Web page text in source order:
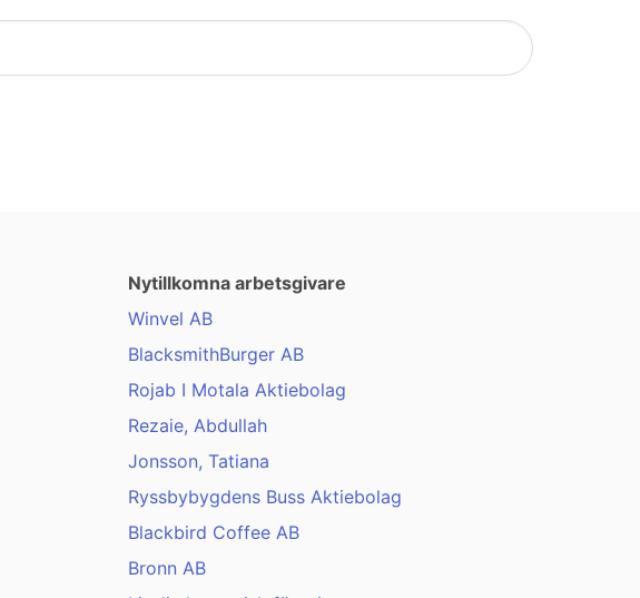
Nytillkomna arbetsgivare
Winvel AB
BlacksmithBurger AB
Rojab I Motala Aktiebolag
Rezaie, Abdullah
Jonsson, Tatiana
Ryssbybygdens Buss Aktiebolag
Blackbird Coffee AB
Bronn AB